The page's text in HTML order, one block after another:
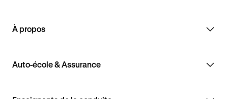
À propos
Auto-école & Assurance